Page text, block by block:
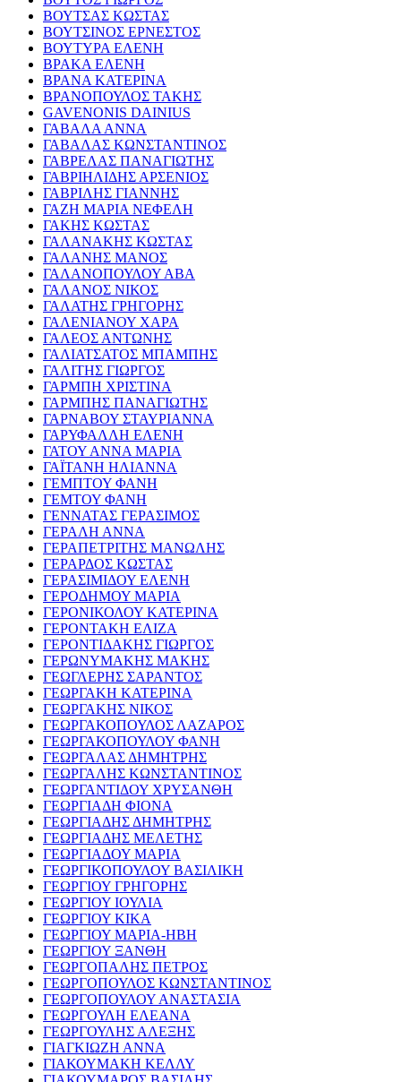
ΒΟΥΤΣΑΣ ΚΩΣΤΑΣ
ΒΟΥΤΣΙΝΟΣ ΕΡΝΕΣΤΟΣ
ΒΟΥΤΥΡΑ ΕΛΕΝΗ
ΒΡΑΚΑ ΕΛΕΝΗ
ΒΡΑΝΑ ΚΑΤΕΡΙΝΑ
ΒΡΑΝΟΠΟΥΛΟΣ ΤΑΚΗΣ
GAVENONIS DAINIUS
ΓΑΒΑΛΑ ΑΝΝΑ
ΓΑΒΑΛΑΣ ΚΩΝΣΤΑΝΤΙΝΟΣ
ΓΑΒΡΕΛΑΣ ΠΑΝΑΓΙΩΤΗΣ
ΓΑΒΡΙΗΛΙΔΗΣ ΑΡΣΕΝΙΟΣ
ΓΑΒΡΙΛΗΣ ΓΙΑΝΝΗΣ
ΓΑΖΗ ΜΑΡΙΑ ΝΕΦΕΛΗ
ΓΑΚΗΣ ΚΩΣΤΑΣ
ΓΑΛΑΝΑΚΗΣ ΚΩΣΤΑΣ
ΓΑΛΑΝΗΣ ΜΑΝΟΣ
ΓΑΛΑΝΟΠΟΥΛΟΥ ΑΒΑ
ΓΑΛΑΝΟΣ ΝΙΚΟΣ
ΓΑΛΑΤΗΣ ΓΡΗΓΟΡΗΣ
ΓΑΛΕΝΙΑΝΟΥ ΧΑΡΑ
ΓΑΛΕΟΣ ΑΝΤΩΝΗΣ
ΓΑΛΙΑΤΣΑΤΟΣ ΜΠΑΜΠΗΣ
ΓΑΛΙΤΗΣ ΓΙΩΡΓΟΣ
ΓΑΡΜΠΗ ΧΡΙΣΤΙΝΑ
ΓΑΡΜΠΗΣ ΠΑΝΑΓΙΩΤΗΣ
ΓΑΡΝΑΒΟΥ ΣΤΑΥΡΙΑΝΝΑ
ΓΑΡΥΦΑΛΛΗ ΕΛΕΝΗ
ΓΑΤΟΥ ΑΝΝΑ ΜΑΡΙΑ
ΓΑΪΤΑΝΗ ΗΛΙΑΝΝΑ
ΓΕΜΠΤΟΥ ΦΑΝΗ
ΓΕΜΤΟΥ ΦΑΝΗ
ΓΕΝΝΑΤΑΣ ΓΕΡΑΣΙΜΟΣ
ΓΕΡΑΛΗ ΑΝΝΑ
ΓΕΡΑΠΕΤΡΙΤΗΣ ΜΑΝΩΛΗΣ
ΓΕΡΑΡΔΟΣ ΚΩΣΤΑΣ
ΓΕΡΑΣΙΜΙΔΟΥ ΕΛΕΝΗ
ΓΕΡΟΔΗΜΟΥ ΜΑΡΙΑ
ΓΕΡΟΝΙΚΟΛΟΥ ΚΑΤΕΡΙΝΑ
ΓΕΡΟΝΤΑΚΗ ΕΛΙΖΑ
ΓΕΡΟΝΤΙΔΑΚΗΣ ΓΙΩΡΓΟΣ
ΓΕΡΩΝΥΜΑΚΗΣ ΜΑΚΗΣ
ΓΕΩΓΛΕΡΗΣ ΣΑΡΑΝΤΟΣ
ΓΕΩΡΓΑΚΗ ΚΑΤΕΡΙΝΑ
ΓΕΩΡΓΑΚΗΣ ΝΙΚΟΣ
ΓΕΩΡΓΑΚΟΠΟΥΛΟΣ ΛΑΖΑΡΟΣ
ΓΕΩΡΓΑΚΟΠΟΥΛΟΥ ΦΑΝΗ
ΓΕΩΡΓΑΛΑΣ ΔΗΜΗΤΡΗΣ
ΓΕΩΡΓΑΛΗΣ ΚΩΝΣΤΑΝΤΙΝΟΣ
ΓΕΩΡΓΑΝΤΙΔΟΥ ΧΡΥΣΑΝΘΗ
ΓΕΩΡΓΙΑΔΗ ΦΙΟΝΑ
ΓΕΩΡΓΙΑΔΗΣ ΔΗΜΗΤΡΗΣ
ΓΕΩΡΓΙΑΔΗΣ ΜΕΛΕΤΗΣ
ΓΕΩΡΓΙΑΔΟΥ ΜΑΡΙΑ
ΓΕΩΡΓΙΚΟΠΟΥΛΟΥ ΒΑΣΙΛΙΚΗ
ΓΕΩΡΓΙΟΥ ΓΡΗΓΟΡΗΣ
ΓΕΩΡΓΙΟΥ ΙΟΥΛΙΑ
ΓΕΩΡΓΙΟΥ ΚΙΚΑ
ΓΕΩΡΓΙΟΥ ΜΑΡΙΑ-ΗΒΗ
ΓΕΩΡΓΙΟΥ ΞΑΝΘΗ
ΓΕΩΡΓΟΠΑΛΗΣ ΠΕΤΡΟΣ
ΓΕΩΡΓΟΠΟΥΛΟΣ ΚΩΝΣΤΑΝΤΙΝΟΣ
ΓΕΩΡΓΟΠΟΥΛΟΥ ΑΝΑΣΤΑΣΙΑ
ΓΕΩΡΓΟΥΛΗ ΕΛΕΑΝΑ
ΓΕΩΡΓΟΥΛΗΣ ΑΛΕΞΗΣ
ΓΙΑΓΚΙΩΖΗ ΑΝΝΑ
ΓΙΑΚΟΥΜΑΚΗ ΚΕΛΛΥ